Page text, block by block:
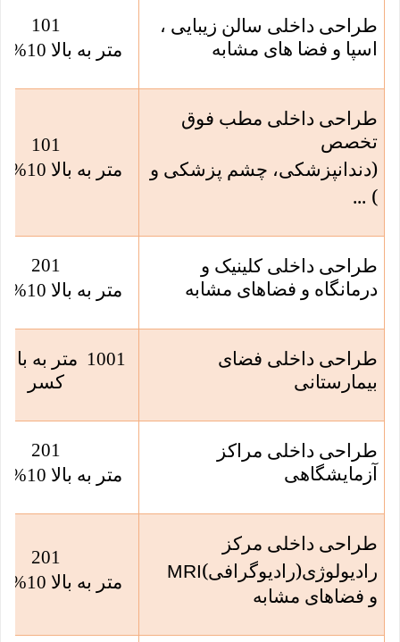
طراحی داخلی سالن زیبایی ،
اسپا و فضا های مشابه
101
متر به بالا 10% کسر
طراحی داخلی مطب فوق
تخصص
)دندانپزشکی، چشم پزشکی و
... (
101
متر به بالا 10% کسر
طراحی داخلی کلینیک و
درمانگاه و فضاهای مشابه
201
متر به بالا 10% کسر
طراحی داخلی فضای
بیمارستانی
کسر
طراحی داخلی مراکز
آزمایشگاهی
201
متر به بالا 10% کسر
طراحی داخلی مرکز
رادیولوژی)رادیوگرافی(
MRI
و فضاهای مشابه
201
متر به بالا 10% کسر